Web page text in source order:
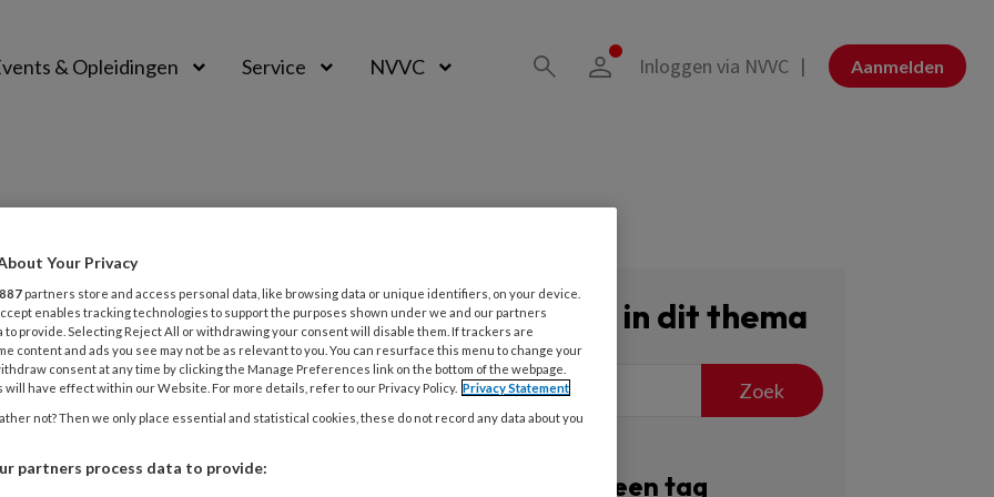
& Opleidingen Service NVVC Inloggen via NVVC Aanmelden
ONDERZOEK INTERVENTIECARDIOLOGIE
de waarde van prehospitale
score?
waarin we steeds sneller willen handelen bij
op NSTE ACS, kijken Jaouad Azzahhafi en
Zoeken in dit thema
Zoek
Filter op een tag
Your Privacy
887 partners store and access personal data, like browsing data or unique identifiers, on your device.
enables tracking technologies to support the purposes shown under we and our partners
to provide. Selecting Reject All or withdrawing your consent will disable them. If trackers are
content and ads you see may not be as relevant to you. You can resurface this menu to change your
consent at any time by clicking the Manage Preferences link on the bottom of the webpage.
will have effect within our Website. For more details, refer to our Privacy Policy. Privacy Statement
not? Then we only place essential and statistical cookies, these do not record any data about you
partners process data to provide: